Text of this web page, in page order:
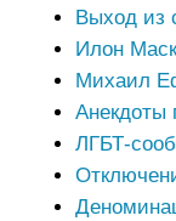
Выход из
Илон Маск
Михаил
Анекдоты
ЛГБТ-